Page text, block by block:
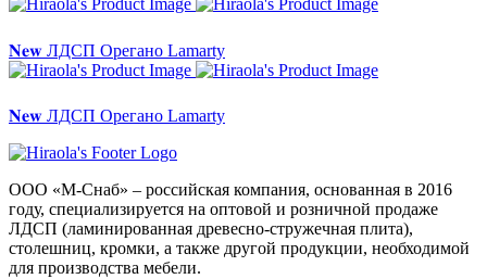
𝐍𝐞𝐰 ЛДСП Орегано Lamarty
𝐍𝐞𝐰 ЛДСП Орегано Lamarty
ООО «М-Снаб» – российская компания, основанная в 2016
году, специализируется на оптовой и розничной продаже
ЛДСП (ламинированная древесно-стружечная плита),
столешниц, кромки, а также другой продукции, необходимой
для производства мебели.